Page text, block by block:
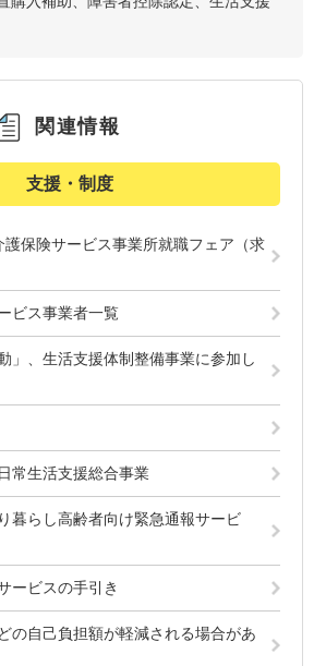
関連情報
支援・制度
保険サービス事業所就職フェア（求
ビス事業者一覧
」、生活支援体制整備事業に参加し
常生活支援総合事業
暮らし高齢者向け緊急通報サービ
ービスの手引き
の自己負担額が軽減される場合があ